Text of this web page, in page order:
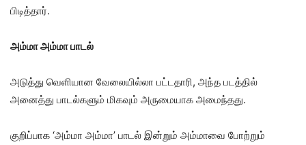
பிடித்தார்.
அம்மா அம்மா பாடல்
அடுத்து வெளியான வேலையில்லா பட்டதாரி, அந்த படத்தில்
அனைத்து பாடல்களும் மிகவும் அருமையாக அமைந்தது.
குறிப்பாக ‘அம்மா அம்மா’ பாடல் இன்றும் அம்மாவை போற்றும்